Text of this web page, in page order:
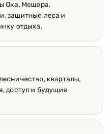
Ока, Мещера,
защитные леса и
отдыха.
кварталы,
доступ и будущие